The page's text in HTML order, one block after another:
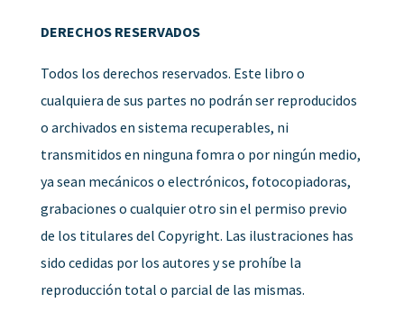
DERECHOS RESERVADOS
Todos los derechos reservados. Este libro o
cualquiera de sus partes no podrán ser reproducidos
o archivados en sistema recuperables, ni
transmitidos en ninguna fomra o por ningún medio,
ya sean mecánicos o electrónicos, fotocopiadoras,
grabaciones o cualquier otro sin el permiso previo
de los titulares del Copyright. Las ilustraciones has
sido cedidas por los autores y se prohíbe la
reproducción total o parcial de las mismas.